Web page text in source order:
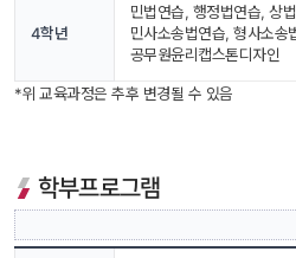
4학년
민법연습, 행정법연습, 상
민사소송법연습, 형사소송
공무원윤리캡스톤디자인
*위 교육과정은 추후 변경될 수 있음
학부프로그램